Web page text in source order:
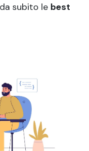
subito le best